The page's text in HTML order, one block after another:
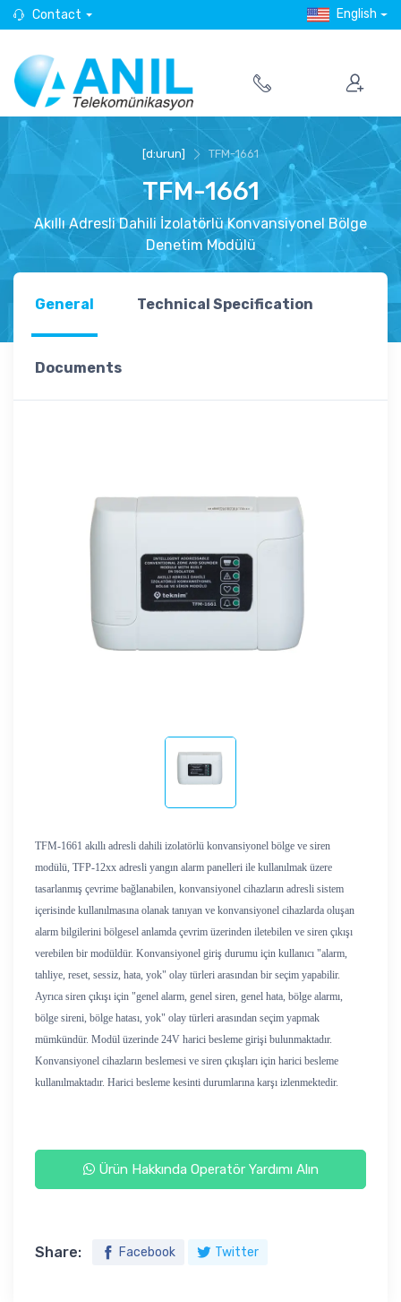
Contact English
[d:urun] TFM-1661
TFM-1661
Akıllı Adresli Dahili İzolatörlü Konvansiyonel Bölge
Denetim Modülü
General Technical Specification
Documents
TFM-1661 akıllı adresli dahili izolatörlü konvansiyonel bölge ve siren
modülü, TFP-12xx adresli yangın alarm panelleri ile kullanılmak üzere
tasarlanmış çevrime bağlanabilen, konvansiyonel cihazların adresli sistem
içerisinde kullanılmasına olanak tanıyan ve konvansiyonel cihazlarda oluşan
alarm bilgilerini bölgesel anlamda çevrim üzerinden iletebilen ve siren çıkışı
verebilen bir modüldür. Konvansiyonel giriş durumu için kullanıcı "alarm,
tahliye, reset, sessiz, hata, yok" olay türleri arasından bir seçim yapabilir.
Ayrıca siren çıkışı için "genel alarm, genel siren, genel hata, bölge alarmı,
bölge sireni, bölge hatası, yok" olay türleri arasından seçim yapmak
mümkündür. Modül üzerinde 24V harici besleme girişi bulunmaktadır.
Konvansiyonel cihazların beslemesi ve siren çıkışları için harici besleme
kullanılmaktadır. Harici besleme kesinti durumlarına karşı izlenmektedir.
Ürün Hakkında Operatör Yardımı Alın
Share: Facebook Twitter